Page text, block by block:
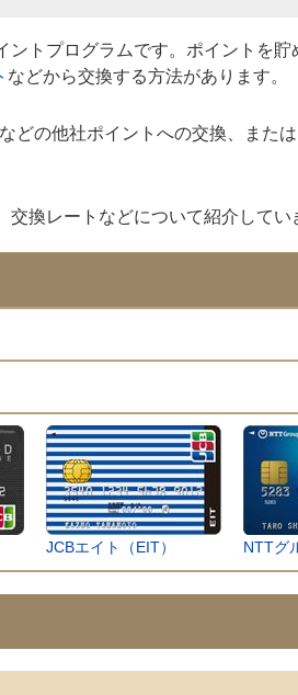
トプログラムです。ポイントを貯
などから交換する方法があります。
などの他社ポイントへの交換、または
換レートなどについて紹介してい
JCBエイト（EIT） NTTグ